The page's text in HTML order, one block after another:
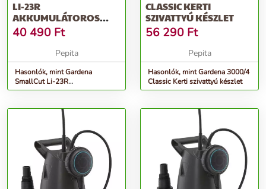
LI-23R
AKKUMULÁTOROS
FŰSZEGÉLYNYÍRÓ
40 490 Ft
Pepita
Hasonlók, mint Gardena
SmallCut Li-23R
Akkumulátoros fűszegélynyíró
CLASSIC KERTI
SZIVATTYÚ KÉSZLET
56 290 Ft
Pepita
Hasonlók, mint Gardena 3000/4
Classic Kerti szivattyú készlet